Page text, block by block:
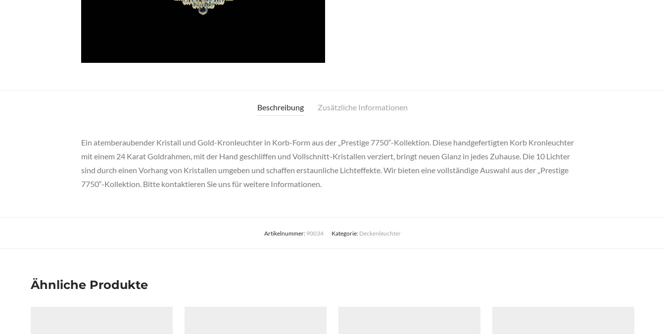
Beschreibung Zusätzliche Informationen
Ein atemberaubender Kristall und Gold-Kronleuchter in Korb-Form aus der „Prestige 7750“-Kollektion. Diese handgefertigten Korb Kronleuchter
mit einem 24 Karat Goldrahmen, mit der Hand geschliffen und Vollschnitt-Kristallen verziert, bringt neuen Glanz in jedes Zuhause. Die 10 Lichter
sind durch einen Vorhang von Kristallen umgeben und schaffen erstaunliche Lichteffekte. Wir bieten eine vollständige Auswahl aus der „Prestige
7750“-Kollektion. Bitte kontaktieren Sie uns für weitere Informationen.
Artikelnummer: 90034 Kategorie: Deckenleuchter
Ähnliche Produkte